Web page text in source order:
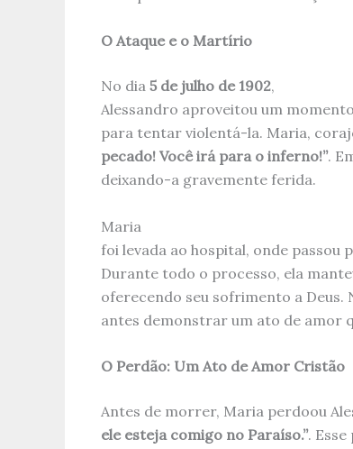
O Ataque e o Martírio
No dia 5 de julho de 1902,
Alessandro aproveitou um
para tentar violentá-la. Maria,
pecado! Você irá para o inferno!”.
deixando-a gravemente ferida.
Maria
foi levada ao hospital, onde passou
Durante todo o processo, ela
oferecendo seu sofrimento a Deus.
antes demonstrar um ato de amor
O Perdão: Um Ato de Amor Cristão
Antes de morrer, Maria perdoou
ele esteja comigo no Paraíso.”.